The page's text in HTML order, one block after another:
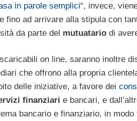
in parole semplici“, invece,
fino ad arrivare alla stipula con
da parte del mutuatario di
on line, saranno inoltre
che offrono alla propria
delle iniziative, a favore dei
finanziari e bancari, e
bancario e finanziario, in